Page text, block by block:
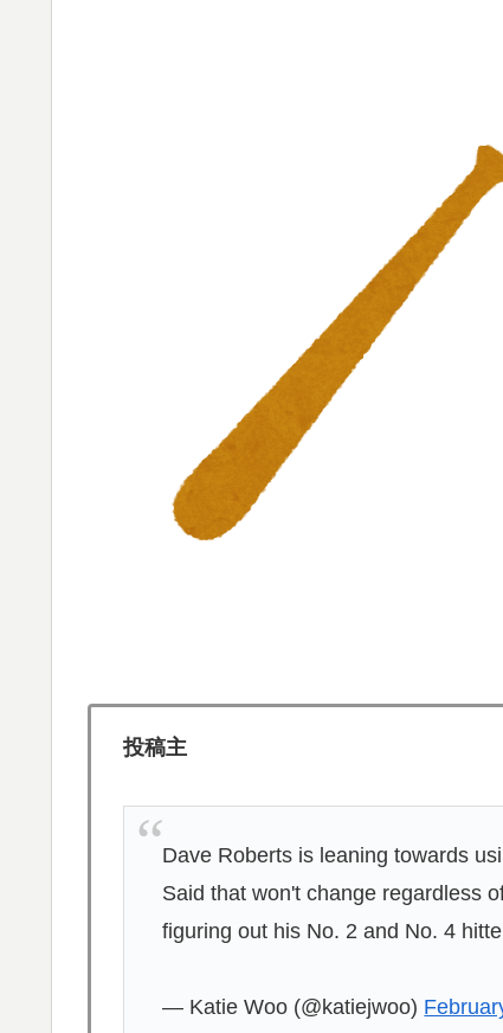
英国人「ようこそ」冨安健洋、クリスタ
が歓迎！アーセナルファンも祝福！【海
英国人「日本代表で一番好き」上田綺世
【海外の反応】南アのGK、ペナルティ
海外「日本のアニメがここまで泣けるな
は・・・？【海外の反応】
英国人「ようこそ」冨安健洋、クリスタ
が歓迎！アーセナルファンも祝福！【海外
韓国人「日本人は韓国が大好きなはずな
のですか？」
韓国人「これが新時代の配慮か！」日本
天！
【あんこ】唐突になるんだけど、「魔法
【海外の反応】なぜイチローはあんなに
海外「全部日本の真似だったのか…」 日
▶ 海外「これ美味しい！」米国で一番人気
▶ 【画像】フジテレビ2026入社新人アナウ
日本で婚活する韓国人男性が急増「日本
突進してきた牛を跳び越えたら、牛が固
海外「世界で日本を死守するぞ！」 日本
投稿主
Dave Roberts is leaning towards
Said that won't change regardless
figuring out his No. 2 and No. 4
— Katie Woo (@katiejwoo)